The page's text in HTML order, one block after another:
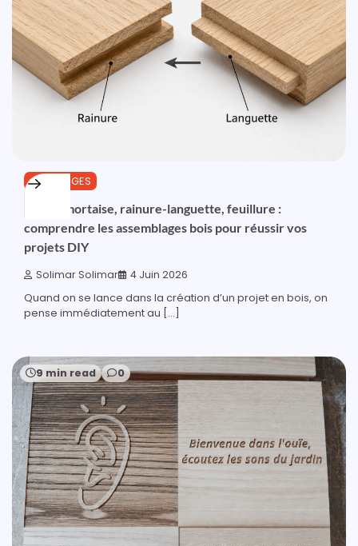
OUTILLAGES
Tenon-mortaise, rainure-languette, feuillure :
comprendre les assemblages bois pour réussir vos
projets DIY
Solimar Solimar 4 Juin 2026
Quand on se lance dans la création d’un projet en bois, on
pense immédiatement au […]
9 min read 0